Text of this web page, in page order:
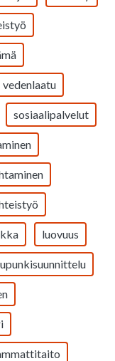
vedenlaatu
sosiaalipalvelut
luovuus